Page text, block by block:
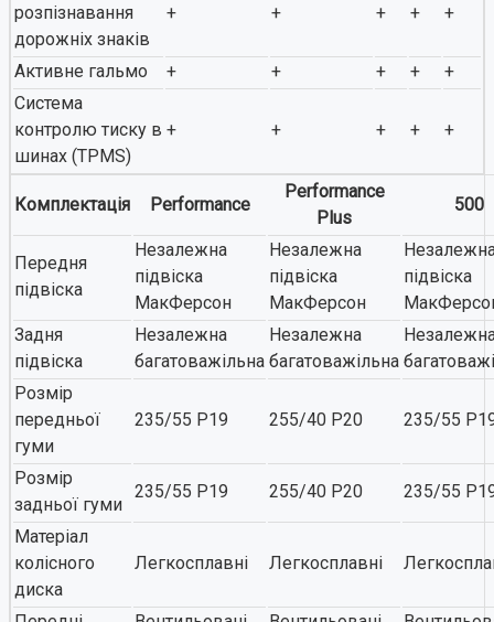
розпізнавання
дорожніх знаків
+ + + + +
Активне гальмо + + + +
+
Система
контролю тиску в
шинах (TPMS)
+ + + + +
Комплектація Performance
Performance
Plus
500
Передня
підвіска
Незалежна
підвіска
МакФерсон
Незалежна
підвіска
МакФерсон
підвіска
Задня
підвіска
Незалежна
багатоважільна
Незалежна
багатоважільна
Розмір
передньої
гуми
235/55 Р19 255/40 Р20 235/55
Розмір
задньої гуми
235/55 Р19 255/40 Р20 235/55
Матеріал
колісного
диска
Легкосплавні Легкосплавні